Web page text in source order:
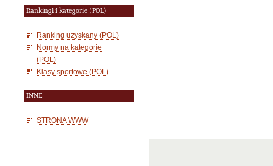
Rankingi i kategorie (POL)
Ranking uzyskany (POL)
Normy na kategorie
(POL)
Klasy sportowe (POL)
INNE
STRONA WWW